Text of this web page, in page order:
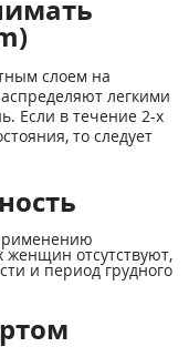
слоем на
легкими
Если в течение 2-х
то следует
отсутствуют,
и период грудного